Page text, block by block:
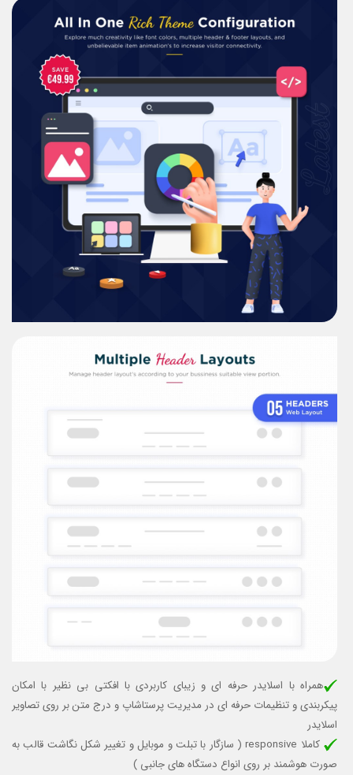
همراه با اسلایدر حرفه ای و زیبای کاربردی با افکتی بی نظیر با امکان
پیکربندی و تنظیمات حرفه ای در مدیریت پرستاشاپ و درج متن بر روی تصاویر
اسلایدر
کاملا responsive (
سازگار با تبلت و موبایل و تغییر شکل نگاشت قالب به
صورت هوشمند بر روی انواع دستگاه های جانبی )